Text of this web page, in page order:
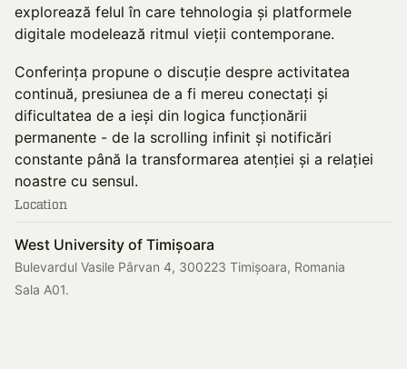
explorează felul în care tehnologia și platformele
digitale modelează ritmul vieții contemporane.
Conferința propune o discuție despre activitatea
continuă, presiunea de a fi mereu conectați și
dificultatea de a ieși din logica funcționării
permanente - de la scrolling infinit și notificări
constante până la transformarea atenției și a relației
noastre cu sensul.
Location
West University of Timișoara
Bulevardul Vasile Pârvan 4, 300223 Timișoara, Romania
Sala A01.